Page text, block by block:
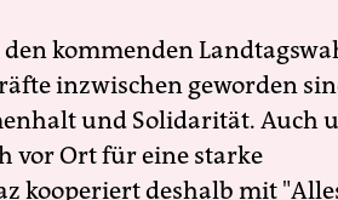
kommenden
inzwischen geworden
und Solidarität. Auch
vor Ort für eine starke
kooperiert deshalb mit